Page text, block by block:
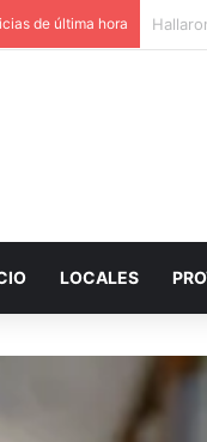
de última hora Sin la
LOCALES